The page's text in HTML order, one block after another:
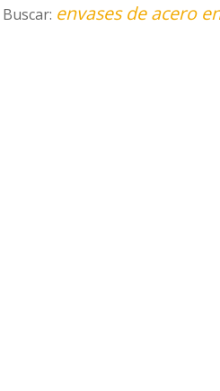
Buscar: envases de acero